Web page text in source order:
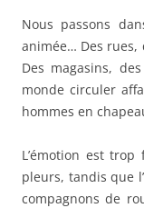
Nous passons
animée… Des rues,
Des magasins,
monde circuler
hommes en
L’émotion est
pleurs, tandis que
compagnons de